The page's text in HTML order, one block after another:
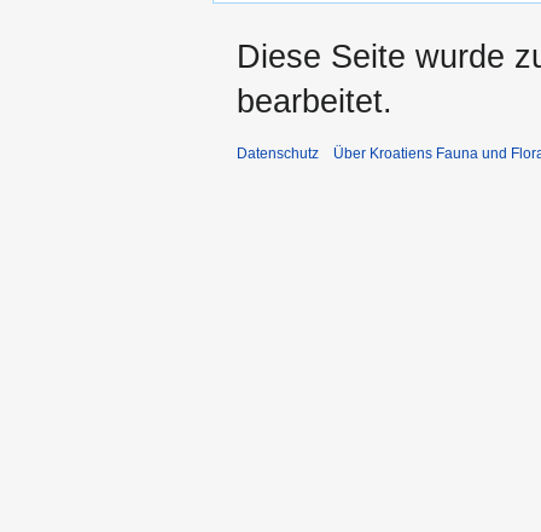
Diese Seite wurde
bearbeitet.
Datenschutz Über Kroatiens Fauna und